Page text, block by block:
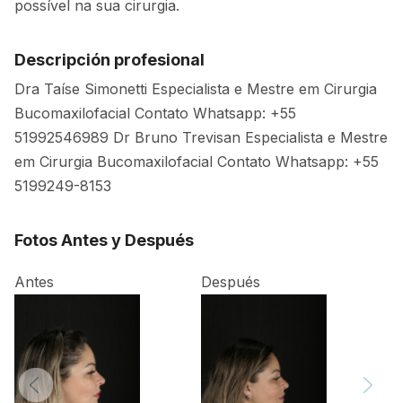
possível na sua cirurgia.
Descripción profesional
Dra Taíse Simonetti Especialista e Mestre em Cirurgia
Bucomaxilofacial Contato Whatsapp: +55
51992546989 Dr Bruno Trevisan Especialista e Mestre
em Cirurgia Bucomaxilofacial Contato Whatsapp: +55
5199249-8153
Fotos Antes y Después
Antes Después